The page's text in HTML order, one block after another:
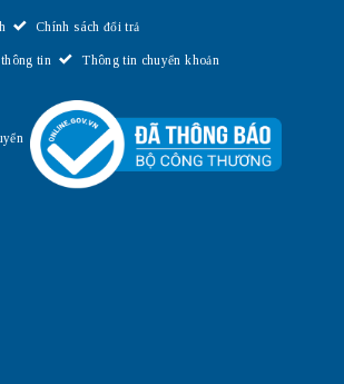
Chính sách đổi trả
tin Thông tin chuyển khoản